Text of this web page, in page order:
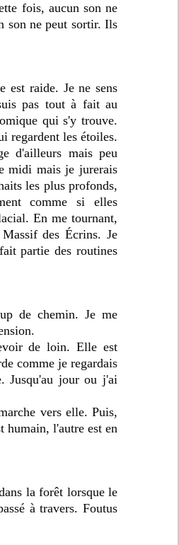
fois, aucun son ne
son ne peut sortir. Ils
pas tout à fait au
qui s'y trouve.
regardent les étoiles.
d'ailleurs mais peu
midi mais je jurerais
les plus profonds,
comme si elles
En me tournant,
des Écrins. Je
partie des routines
de loin. Elle est
comme je regardais
Jusqu'au jour ou j'ai
vers elle. Puis,
humain, l'autre est en
à travers. Foutus